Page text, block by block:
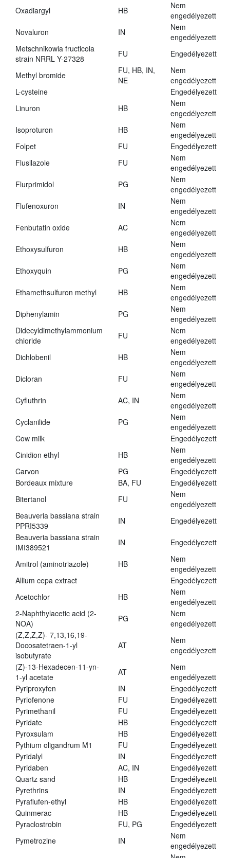
Oxadiargyl HB
Nem
engedélyezett
Novaluron
IN
Nem
engedélyezett
Metschnikowia fructicola
strain NRRL Y-27328
FU Engedélyezett
Methyl bromide
FU, HB, IN,
NE
Nem
engedélyezett
L-cysteine
Engedélyezett
Linuron
HB
Nem
engedélyezett
Isoproturon
HB
Nem
engedélyezett
Folpet
FU
Engedélyezett
Flusilazole
FU
Nem
engedélyezett
Flurprimidol
PG
Nem
engedélyezett
Flufenoxuron
IN
Nem
engedélyezett
Fenbutatin oxide
AC
Nem
engedélyezett
Ethoxysulfuron
HB
Nem
engedélyezett
Ethoxyquin
PG
Nem
engedélyezett
Ethamethsulfuron methyl
HB
Nem
engedélyezett
Diphenylamin
PG
Nem
engedélyezett
Didecyldimethylammonium
chloride
FU
Nem
engedélyezett
Dichlobenil
HB
Nem
engedélyezett
Dicloran
FU
Nem
engedélyezett
Cyfluthrin
AC, IN
Nem
engedélyezett
Cyclanilide
PG
Nem
engedélyezett
Cow milk
Engedélyezett
Cinidion ethyl
HB
Nem
engedélyezett
Carvon
PG
Engedélyezett
Bordeaux mixture
BA, FU
Engedélyezett
Bitertanol
FU
Nem
engedélyezett
Beauveria bassiana strain
PPRI5339
IN
Engedélyezett
Beauveria bassiana strain
IMI389521
IN Engedélyezett
Amitrol (aminotriazole) HB
Nem
engedélyezett
Allium cepa extract
Engedélyezett
Acetochlor
HB
Nem
engedélyezett
2-Naphthylacetic acid (2-
NOA)
PG
Nem
engedélyezett
(Z,Z,Z,Z)- 7,13,16,19-
Docosatetraen-1-yl
isobutyrate
AT
Nem
engedélyezett
(Z)-13-Hexadecen-11-yn-
1-yl acetate
AT
Nem
engedélyezett
Pyriproxyfen
IN
Engedélyezett
Pyriofenone
FU
Engedélyezett
Pyrimethanil
FU
Engedélyezett
Pyridate
HB
Engedélyezett
Pyroxsulam
HB
Engedélyezett
Pythium oligandrum M1
FU
Engedélyezett
Pyridalyl
IN
Engedélyezett
Pyridaben
AC, IN
Engedélyezett
Quartz sand
HB
Engedélyezett
Pyrethrins
IN
Engedélyezett
Pyraflufen-ethyl
HB
Engedélyezett
Quinmerac
HB
Engedélyezett
Pyraclostrobin
FU, PG
Engedélyezett
Pymetrozine
IN
Nem
engedélyezett